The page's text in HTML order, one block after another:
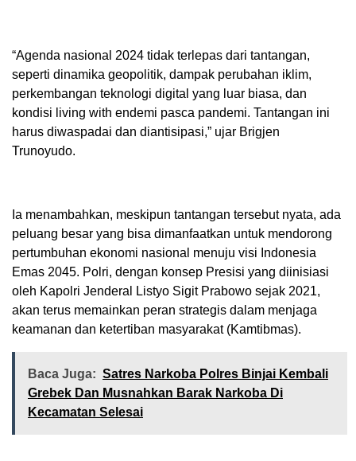
“Agenda nasional 2024 tidak terlepas dari tantangan,
seperti dinamika geopolitik, dampak perubahan iklim,
perkembangan teknologi digital yang luar biasa, dan
kondisi living with endemi pasca pandemi. Tantangan ini
harus diwaspadai dan diantisipasi,” ujar Brigjen
Trunoyudo.
Ia menambahkan, meskipun tantangan tersebut nyata, ada
peluang besar yang bisa dimanfaatkan untuk mendorong
pertumbuhan ekonomi nasional menuju visi Indonesia
Emas 2045. Polri, dengan konsep Presisi yang diinisiasi
oleh Kapolri Jenderal Listyo Sigit Prabowo sejak 2021,
akan terus memainkan peran strategis dalam menjaga
keamanan dan ketertiban masyarakat (Kamtibmas).
Baca Juga: Satres Narkoba Polres Binjai Kembali
Grebek Dan Musnahkan Barak Narkoba Di
Kecamatan Selesai